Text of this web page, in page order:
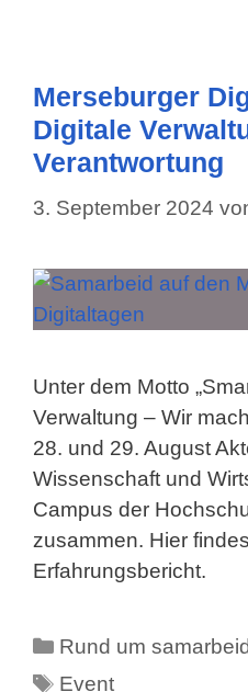
Merseburger
Digitale
Verantwortung
3. September 2024
Unter dem Motto
Verwaltung – Wir
28. und 29. August
Wissenschaft und
Campus der
zusammen. Hier
Erfahrungsbericht.
Kategorien
Rund um
Schlagwörter
Event